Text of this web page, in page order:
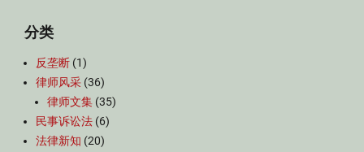
分类
反垄断 (1)
律师风采 (36)
律师文集 (35)
民事诉讼法 (6)
法律新知 (20)